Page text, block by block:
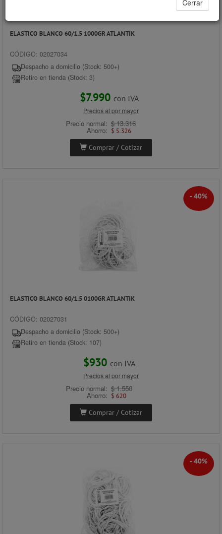
Cerrar
ELASTICO BLANCO 60/1.5 1000GR ATLANTIK
CÓDIGO: 02027034
Despacho a domicilio (Stock: 500+)
Retiro en tienda (Stock: 3)
$7.990 con IVA
Precios al por mayor
Precio normal: $ 13.316
Ahorro: $ 5.326
Comprar / Cotizar
- 40%
ELASTICO BLANCO 60/1.5 0100GR ATLANTIK
CÓDIGO: 02027031
Despacho a domicilio (Stock: 500+)
Retiro en tienda (Stock: 107)
$930 con IVA
Precios al por mayor
Precio normal: $ 1.550
Ahorro: $ 620
Comprar / Cotizar
- 40%